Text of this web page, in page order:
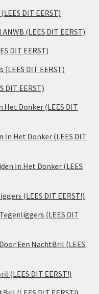
DIT EERST)
(LEES DIT EERST)
DIT EERST)
DIT EERST)
DIT EERST)
Donker (LEES DIT
Het Donker (LEES DIT
In Het Donker (LEES
(LEES DIT EERST!)
(LEES DIT
Een NachtBril (LEES
(LEES DIT EERST!)